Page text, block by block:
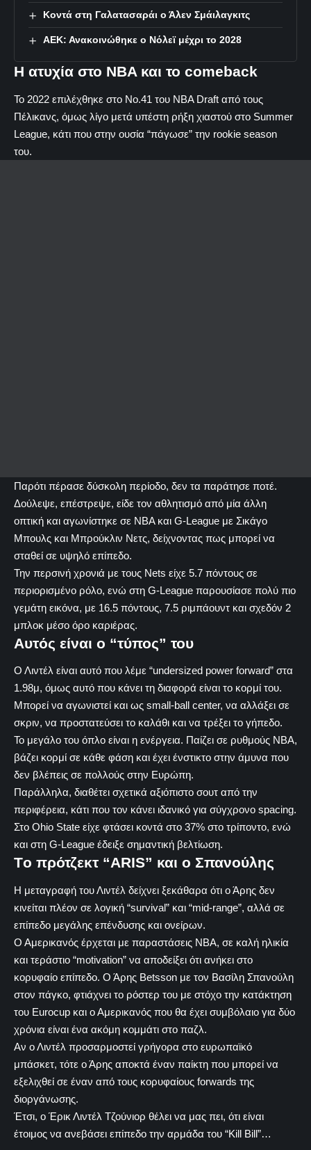
Κοντά στη Γαλατασαράι ο Άλεν Σμάιλαγκιτς
ΑΕΚ: Ανακοινώθηκε ο Νόλεϊ μέχρι το 2028
Η ατυχία στο NBA και το comeback
Το 2022 επιλέχθηκε στο No.41 του NBA Draft από τους
Πέλικανς, όμως λίγο μετά υπέστη ρήξη χιαστού στο Summer
League, κάτι που στην ουσία “πάγωσε” την rookie season
του.
Παρότι πέρασε δύσκολη περίοδο, δεν τα παράτησε ποτέ.
Δούλεψε, επέστρεψε, είδε τον αθλητισμό από μία άλλη
οπτική και αγωνίστηκε σε NBA και G-League με Σικάγο
Μπουλς και Μπρούκλιν Νετς, δείχνοντας πως μπορεί να
σταθεί σε υψηλό επίπεδο.
Την περσινή χρονιά με τους Nets είχε 5.7 πόντους σε
περιορισμένο ρόλο, ενώ στη G-League παρουσίασε πολύ πιο
γεμάτη εικόνα, με 16.5 πόντους, 7.5 ριμπάουντ και σχεδόν 2
μπλοκ μέσο όρο καριέρας.
Αυτός είναι ο “τύπος” του
Ο Λιντέλ είναι αυτό που λέμε “undersized power forward” στα
1.98μ, όμως αυτό που κάνει τη διαφορά είναι το κορμί του.
Μπορεί να αγωνιστεί και ως small-ball center, να αλλάξει σε
σκριν, να προστατεύσει το καλάθι και να τρέξει το γήπεδο.
Το μεγάλο του όπλο είναι η ενέργεια. Παίζει σε ρυθμούς NBA,
βάζει κορμί σε κάθε φάση και έχει ένστικτο στην άμυνα που
δεν βλέπεις σε πολλούς στην Ευρώπη.
Παράλληλα, διαθέτει σχετικά αξιόπιστο σουτ από την
περιφέρεια, κάτι που τον κάνει ιδανικό για σύγχρονο spacing.
Στο Ohio State είχε φτάσει κοντά στο 37% στο τρίποντο, ενώ
και στη G-League έδειξε σημαντική βελτίωση.
Τo πρότζεκτ “ARIS” και ο Σπανούλης
Η μεταγραφή του Λιντέλ δείχνει ξεκάθαρα ότι ο Άρης δεν
κινείται πλέον σε λογική “survival” και “mid-range”, αλλά σε
επίπεδο μεγάλης επένδυσης και ονείρων.
Ο Αμερικανός έρχεται με παραστάσεις NBA, σε καλή ηλικία
και τεράστιο “motivation” να αποδείξει ότι ανήκει στο
κορυφαίο επίπεδο. Ο Άρης Betsson με τον Βασίλη Σπανούλη
στον πάγκο, φτιάχνει το ρόστερ του με στόχο την κατάκτηση
του Eurocup και ο Αμερικανός που θα έχει συμβόλαιο για δύο
χρόνια είναι ένα ακόμη κομμάτι στο παζλ.
Αν ο Λιντέλ προσαρμοστεί γρήγορα στο ευρωπαϊκό
μπάσκετ, τότε ο Άρης αποκτά έναν παίκτη που μπορεί να
εξελιχθεί σε έναν από τους κορυφαίους forwards της
διοργάνωσης.
Έτσι, ο Έρικ Λιντέλ Τζούνιορ θέλει να μας πει, ότι είναι
έτοιμος να ανεβάσει επίπεδο την αρμάδα του “Kill Bill”…